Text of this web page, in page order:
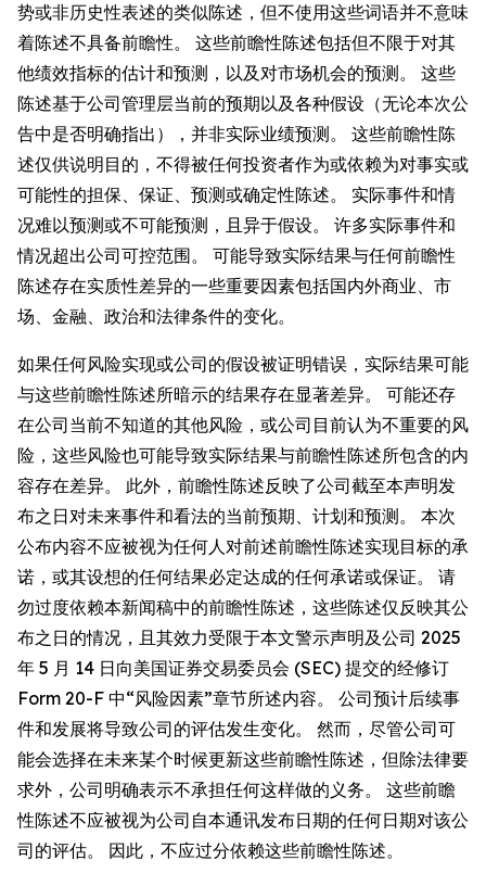
势或非历史性表述的类似陈述，但不使用这些词语并不意味
着陈述不具备前瞻性。 这些前瞻性陈述包括但不限于对其
他绩效指标的估计和预测，以及对市场机会的预测。 这些
陈述基于公司管理层当前的预期以及各种假设（无论本次公
告中是否明确指出），并非实际业绩预测。 这些前瞻性陈
述仅供说明目的，不得被任何投资者作为或依赖为对事实或
可能性的担保、保证、预测或确定性陈述。 实际事件和情
况难以预测或不可能预测，且异于假设。 许多实际事件和
情况超出公司可控范围。 可能导致实际结果与任何前瞻性
陈述存在实质性差异的一些重要因素包括国内外商业、市
场、金融、政治和法律条件的变化。
如果任何风险实现或公司的假设被证明错误，实际结果可能
与这些前瞻性陈述所暗示的结果存在显著差异。 可能还存
在公司当前不知道的其他风险，或公司目前认为不重要的风
险，这些风险也可能导致实际结果与前瞻性陈述所包含的内
容存在差异。 此外，前瞻性陈述反映了公司截至本声明发
布之日对未来事件和看法的当前预期、计划和预测。 本次
公布内容不应被视为任何人对前述前瞻性陈述实现目标的承
诺，或其设想的任何结果必定达成的任何承诺或保证。 请
勿过度依赖本新闻稿中的前瞻性陈述，这些陈述仅反映其公
布之日的情况，且其效力受限于本文警示声明及公司 2025
年 5 月 14 日向美国证券交易委员会 (SEC) 提交的经修订
Form 20-F 中“风险因素”章节所述内容。 公司预计后续事
件和发展将导致公司的评估发生变化。 然而，尽管公司可
能会选择在未来某个时候更新这些前瞻性陈述，但除法律要
求外，公司明确表示不承担任何这样做的义务。 这些前瞻
性陈述不应被视为公司自本通讯发布日期的任何日期对该公
司的评估。 因此，不应过分依赖这些前瞻性陈述。